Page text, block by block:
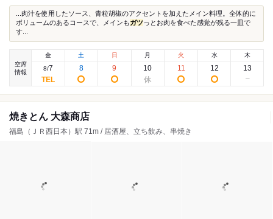
...肉汁を使用したソース、青粒胡椒のアクセントを加えたメイン料理。全体的に
ボリュームのあるコースで、メインもガツっとお肉を食べた感覚が残る一皿で
す...
空席
情報
金
8/7
土
8
日
9
月
10
火
11
水
12
木
13
焼きとん 大森商店
福島（ＪＲ西日本）駅 71m / 居酒屋、立ち飲み、串焼き